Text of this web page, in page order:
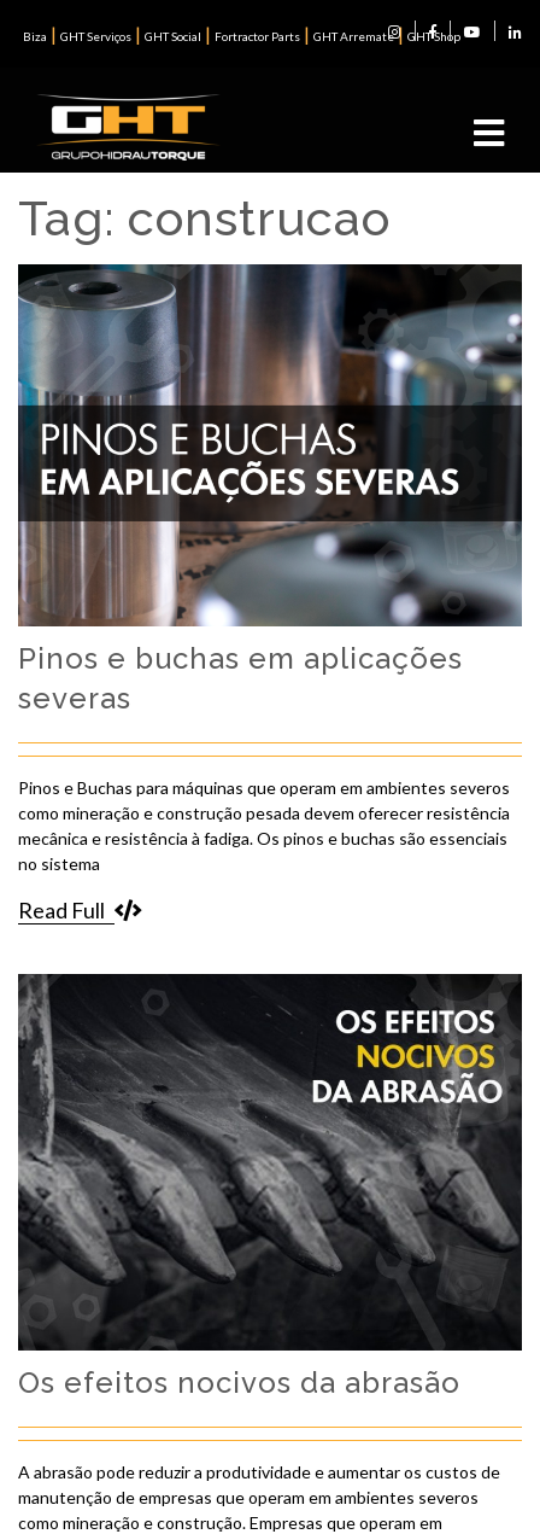
Biza | GHT Serviços | GHT Social | Fortractor Parts | GHT Arremate| GHT Shop
Tag: construcao
Pinos e buchas em aplicações
severas
Pinos e Buchas para máquinas que operam em ambientes severos
como mineração e construção pesada devem oferecer resistência
mecânica e resistência à fadiga. Os pinos e buchas são essenciais
no sistema
Read Full
Os efeitos nocivos da abrasão
A abrasão pode reduzir a produtividade e aumentar os custos de
manutenção de empresas que operam em ambientes severos
como mineração e construção. Empresas que operam em